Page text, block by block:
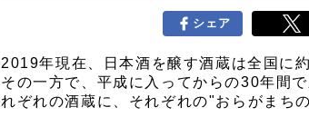
シェア
2019年現在、日本酒を醸す酒蔵は全国に
その一方で、平成に入ってからの30年間
れぞれの酒蔵に、それぞれの"おらがまち